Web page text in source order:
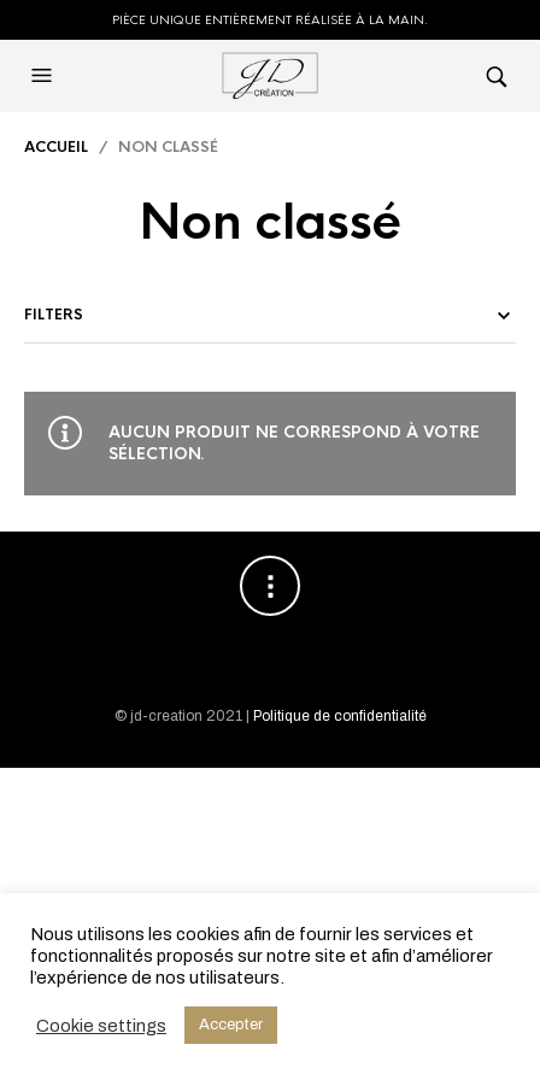
PIÈCE UNIQUE ENTIÈREMENT RÉALISÉE À LA MAIN.
ACCUEIL / NON CLASSÉ
Non classé
FILTERS
AUCUN PRODUIT NE CORRESPOND À VOTRE
SÉLECTION.
© jd-creation 2021 | Politique de confidentialité
Nous utilisons les cookies afin de fournir les services et
fonctionnalités proposés sur notre site et afin d’améliorer
l’expérience de nos utilisateurs.
Cookie settings Accepter